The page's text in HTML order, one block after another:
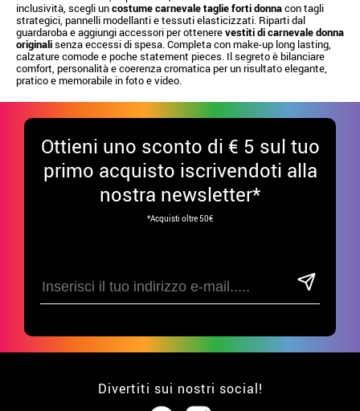
inclusività, scegli uncostume carnevale taglie forti donnacon tagli
strategici, pannelli modellanti e tessuti elasticizzati. Riparti dal
guardaroba e aggiungi accessori per ottenerevestiti di carnevale donna
originalisenza eccessi di spesa. Completa con make-up long lasting,
calzature comode e poche statement pieces. Il segreto è bilanciare
comfort, personalità e coerenza cromatica per un risultato elegante,
pratico e memorabile in foto e video.
Ottieni uno sconto di € 5 sul tuo
primo acquisto iscrivendoti alla
nostra newsletter*
*Acquisti oltre 50€
Divertiti sui nostri social!